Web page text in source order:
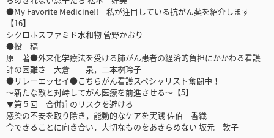
●My Favorite Medicine!! 私が注目している抗がん薬を紹介します
【16】
シクロホスファミド水和物 菅野かおり
●投 稿
原 著●外来化学療法を受ける肺がん患者の経済的負担にかかわる看護
師の困難さ 大倉 泉，二本桝玲子
●リレーエッセイ●こちらがん看護スペシャリスト奮闘中！
～新たな敵と対峙してがん医療を前進させる～【5】
▼第５回 合併症のリスクを避ける
感染の不安を取り除き，能動的なケアを実践 佐伯 香織
今できることに向き合い，大切なものをあきらめない 坂元 敦子